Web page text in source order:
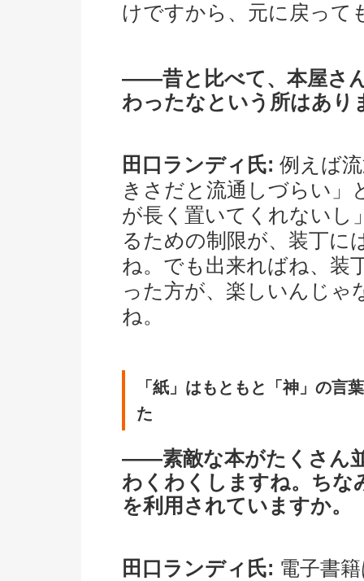
けですから、元に戻って
――昔と比べて、本屋さ
わったなという所はあり
田口ランディ氏: 例えば
きさだと流通しづらい」
が長く置いてくれないし
るための制限が、装丁に
ね。でも出来ればね、装
った方が、楽しいんじゃ
ね。
「紙」はもともと「神」の言
た
――素敵な本がたくさん
わくわくしますね。ちな
を利用されていますか。
田口ランディ氏: 電子書